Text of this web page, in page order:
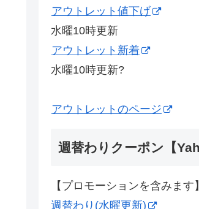
アウトレット値下げ
水曜10時更新
アウトレット新着
水曜10時更新?
アウトレットのページ
週替わりクーポン【
【プロモーションを含みます】
週替わり(水曜更新)